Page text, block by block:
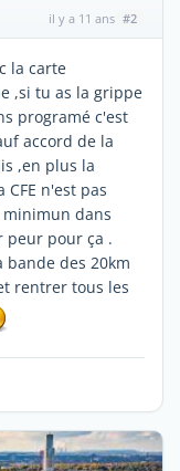
il y a 11 ans #2
la carte
,si tu as la grippe
programé c'est
accord de la
,en plus la
n'est pas
dans
peur pour ça .
des 20km
rentrer tous les